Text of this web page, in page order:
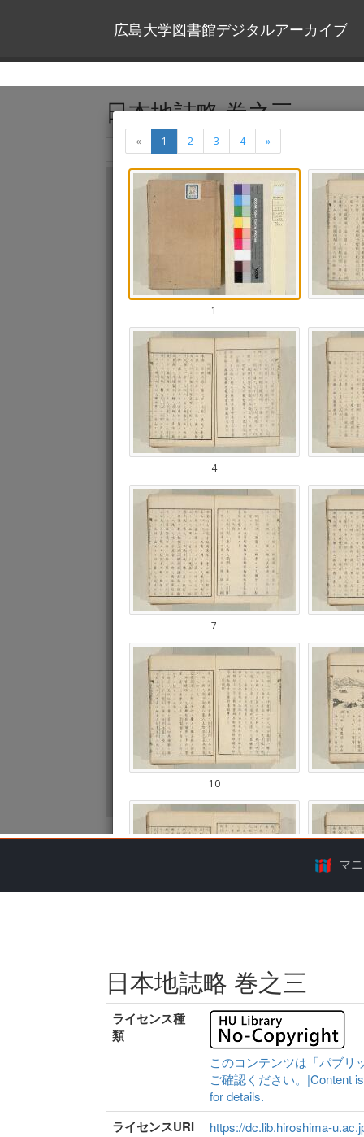
広島大学図書館デジタルアーカイブ
マ
日本地誌略 巻之三
ライセンス種
類
このコンテンツは「パブリ
ご確認ください。|Content
for details.
ライセンスURI https://dc.lib.hiroshima-